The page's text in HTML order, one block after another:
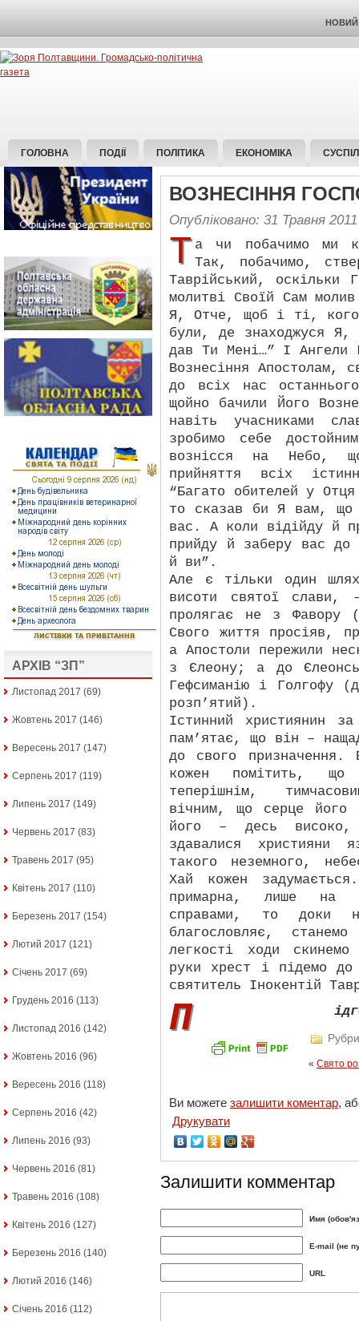
НОВИЙ
ГОЛОВНА ПОДІЇ ПОЛІТИКА ЕКОНОМІКА
АРХІВ “ЗП”
Листопад 2017 (69)
Жовтень 2017 (146)
Вересень 2017 (147)
Серпень 2017 (119)
Липень 2017 (149)
Червень 2017 (83)
Травень 2017 (95)
Квітень 2017 (110)
Березень 2017 (154)
Лютий 2017 (121)
Січень 2017 (69)
Грудень 2016 (113)
Листопад 2016 (142)
Жовтень 2016 (96)
Вересень 2016 (118)
Серпень 2016 (42)
Липень 2016 (93)
Червень 2016 (81)
Травень 2016 (108)
Квітень 2016 (127)
Березень 2016 (140)
Лютий 2016 (146)
Січень 2016 (112)
ВОЗНЕСІННЯ
Опубліковано: 31 Травня 2011
Т а чи побачимо ми
Так, побачимо,
Таврійський, оскільки
молитві Своїй Сам
Я, Отче, щоб і ті,
були, де знаходжуся Я,
дав Ти Мені…” І Ангели
Вознесіння Апостолам,
до всіх нас
щойно бачили Його
навіть учасниками
зробимо себе
вознісся на Небо,
прийняття всіх
“Багато обителей у
то сказав би Я вам, що
вас. А коли відійду й
прийду й заберу вас
й ви”.
Але є тільки один
висоти святої слави,
пролягає не з Фавору
Свого життя просіяв,
а Апостоли пережили
з Єлеону; а до
Гефсиманію і Голгофу
розп’ятий).
Істинний християнин
пам’ятає, що він –
до свого призначення.
кожен помітить,
теперішнім,
вічним, що серце
його – десь
здавалися християни
такого неземного,
Хай кожен
примарна, лише на
справами, то доки
благословляє,
легкості ходи
руки хрест і підемо до
святитель Інокентій
П
« Свято
Ви можете залишити коментар,
Друкувати
Залишити комментар
Имя
E-mail (не
URL